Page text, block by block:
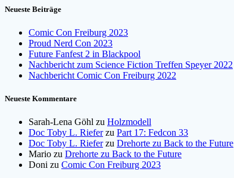
Neueste Beiträge
Comic Con Freiburg 2023
Proud Nerd Con 2023
Future Fanfest 2 in Blackpool
Nachbericht zum Science Fiction Treffen Speyer 2022
Nachbericht Comic Con Freiburg 2022
Neueste Kommentare
Sarah-Lena Göhl zu Holzmodell
Doc Toby L. Rieferzu Part 17: Fedcon 33
Doc Toby L. Rieferzu Drehorte zu Back to the Future
Mario zu Drehorte zu Back to the Future
Doni zu Comic Con Freiburg 2023